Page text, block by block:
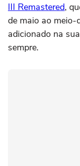
III Remastered,
de maio ao meio-
adicionado na
sempre.